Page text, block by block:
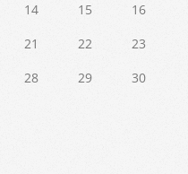
14 15
16
21 22
23
28 29
30